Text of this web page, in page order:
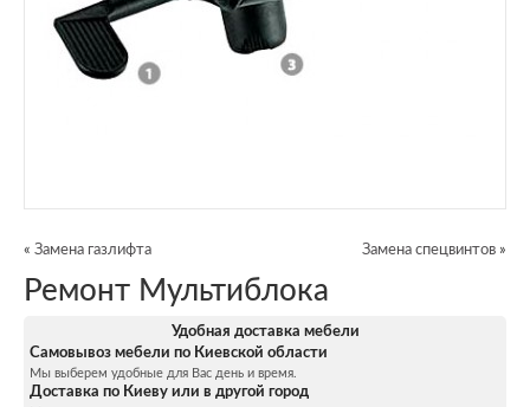
« Замена газлифта Замена спецвинтов »
Ремонт Мультиблока
Удобная доставка мебели
Самовывоз мебели по Киевской области
Мы выберем удобные для Вас день и время.
Доставка по Киеву или в другой город